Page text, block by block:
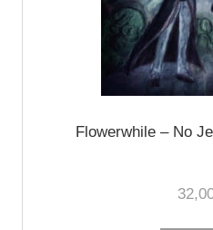
Flowerwhile ‎– No